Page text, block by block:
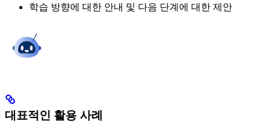
학습 방향에 대한 안내 및 다음 단계에 대한 제안
대표적인 활용 사례